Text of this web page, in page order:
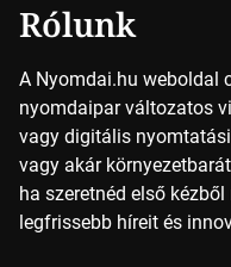
Rólunk
A Nyomdai.hu weboldal
nyomdaipar változatos
vagy digitális
vagy akár
ha szeretnéd első
legfrissebb híreit és